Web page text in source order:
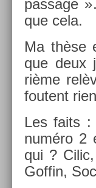
pas­sage
que cela.
Ma thèse
que deux
rième
foutent
Les faits :
numéro 2
qui ?
Gof­fin,